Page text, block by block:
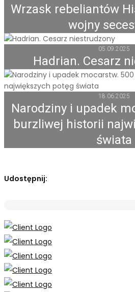
Wrzask rebeliantów
wojny
05.09.2025
Hadrian. Cesarz
18.06.2025
Narodziny i upadek
burzliwej historii
świata
Udostępnij: